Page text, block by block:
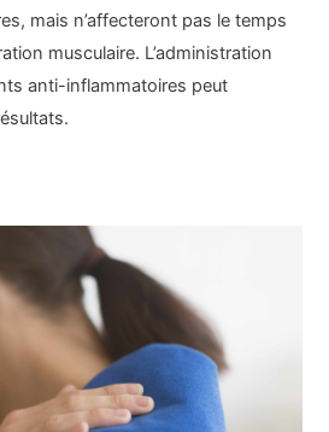
mais n’affecteront pas le temps
musculaire. L’administration
anti-inflammatoires peut